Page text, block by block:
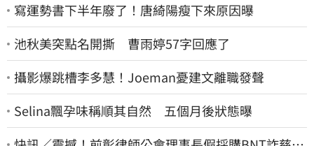
寫運勢書下半年廢了！唐綺陽瘦下來原因曝
池秋美突點名開撕 曹雨婷57字回應了
攝影爆跳槽李多慧！Joeman憂建文離職發聲
Selina飄孕味稱順其自然 五個月後狀態曝